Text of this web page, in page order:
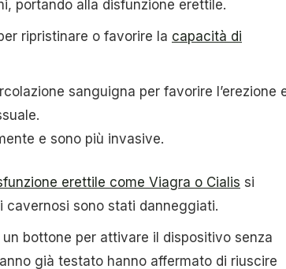
portando alla disfunzione erettile.
ripristinare o favorire la capacità di
sanguigna per favorire l’erezione
e sono più invasive.
erettile come Viagra o Cialis si
cavernosi sono stati danneggiati.
bottone per attivare il dispositivo senza
già testato hanno affermato di riuscire